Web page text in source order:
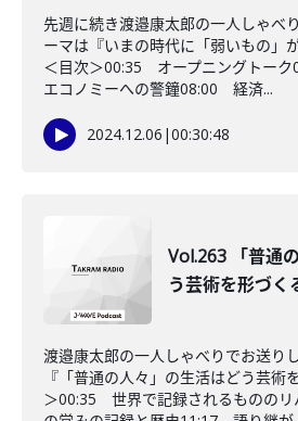
先週に続き渡邉康太郎の一人しゃべ
ーマは『いまの時代に「弱いもの」
＜目次＞00:35 オープニングトー
エコノミーへの警鐘08:00 経済...
2024.12.06 |00:30:48
Vol.263 「普通
う芸術を形づく
渡邉康太郎の一人しゃべりでお送り
『「普通の人々」の生活はどう芸術
＞00:35 世界で記録されるものの